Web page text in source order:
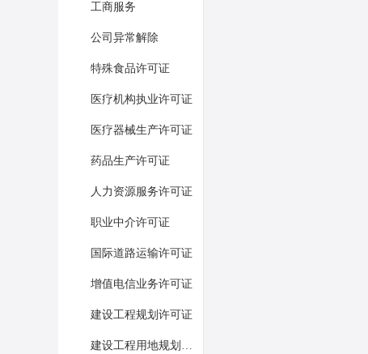
工商服务
公司异常解除
特殊食品许可证
医疗机构执业许可证
医疗器械生产许可证
药品生产许可证
人力资源服务许可证
职业中介许可证
国际道路运输许可证
增值电信业务许可证
建设工程规划许可证
建设工程用地规划许可证